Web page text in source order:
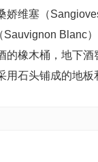
娇维塞（
Sauvignon Blanc
的橡木桶，地下
用石头铺成的地